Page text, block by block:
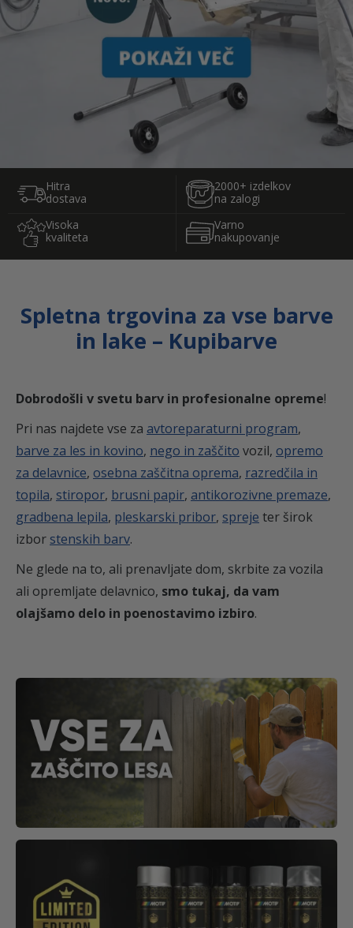
Hitra
dostava
2000+ izdelkov
na zalogi
Visoka
kvaliteta
Varno
nakupovanje
Spletna trgovina za vse barve
in lake – Kupibarve
Dobrodošli v svetu barv in profesionalne opreme!
Pri nas najdete vse za avtoreparaturni program,
barve za les in kovino, nego in zaščito vozil, opremo
za delavnice, osebna zaščitna oprema, razredčila in
topila, stiropor, brusni papir, antikorozivne premaze,
gradbena lepila, pleskarski pribor, spreje ter širok
izbor stenskih barv.
Ne glede na to, ali prenavljate dom, skrbite za vozila
ali opremljate delavnico, smo tukaj, da vam
olajšamo delo in poenostavimo izbiro.